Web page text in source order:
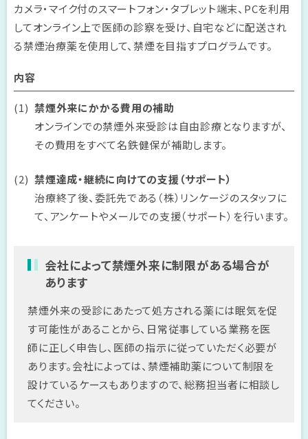
カメラ・マイク付のスマートフォン・タブレット端末、PCを利用
してオンライン上で医師の診察を受け、自宅などに配送され
る禁煙治療薬を使用して、禁煙を目指すプログラムです。
内容
禁煙外来にかかる費用の補助
オンラインでの禁煙外来受診は自由診療となりますが、
その費用をすべて名鉄健保が補助します。
禁煙達成・継続に向けての支援（サポート）
治療終了後、委託先である（株）リンケージのスタッフに
て、アンケートやメールでの支援（サポート）を行います。
会社によって禁煙外来に制限がある場合が
あります
禁煙外来の受診にあたって処方される薬には眠気を促
す可能性があることから、日常従事している業務を医
師に正しく申告し、医師の指示に従っていただく必要が
あります。会社によっては、禁煙補助薬について制限を
設けているケースもありますので、総務担当者に相談し
てください。